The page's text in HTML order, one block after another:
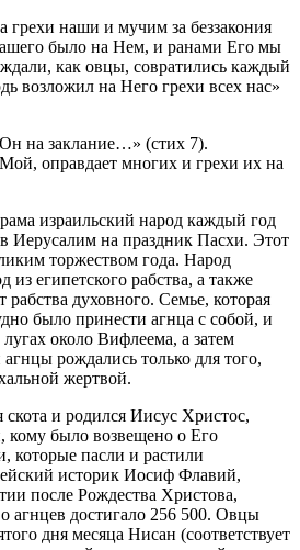
грехи наши и мучим за беззакония
было на Нем, и ранами Его мы
как овцы, совратились каждый
возложил на Него грехи всех нас»
на заклание…» (стих 7).
оправдает многих и грехи их на
израильский народ каждый год
Иерусалим на праздник Пасхи. Этот
торжеством года. Народ
из египетского рабства, а также
духовного. Семье, которая
было принести агнца с собой, и
около Вифлеема, а затем
рождались только для того,
жертвой.
и родился Иисус Христос,
было возвещено о Его
которые пасли и растили
историк Иосиф Флавий,
после Рождества Христова,
агнцев достигало 256 500. Овцы
дня месяца Нисан (соответствует